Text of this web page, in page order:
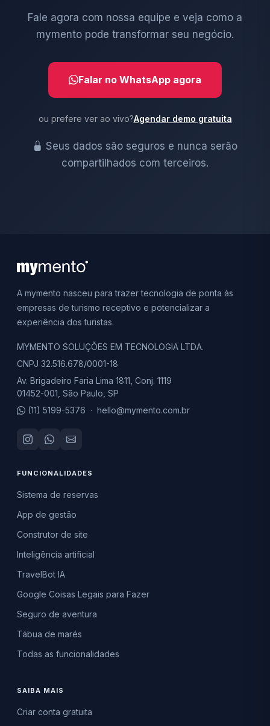
Fale agora com nossa equipe e veja como a
mymento pode transformar seu negócio.
Falar no WhatsApp agora
ou prefere ver ao vivo?Agendar demo gratuita
Seus dados são seguros e nunca serão
compartilhados com terceiros.
A mymento nasceu para trazer tecnologia de ponta às
empresas de turismo receptivo e potencializar a
experiência dos turistas.
MYMENTO SOLUÇÕES EM TECNOLOGIA LTDA.
CNPJ 32.516.678/0001-18
Av. Brigadeiro Faria Lima 1811, Conj. 1119
01452-001, São Paulo, SP
(11) 5199-5376 · hello@mymento.com.br
FUNCIONALIDADES
Sistema de reservas
App de gestão
Construtor de site
Inteligência artificial
TravelBot IA
Google Coisas Legais para Fazer
Seguro de aventura
Tábua de marés
Todas as funcionalidades
SAIBA MAIS
Criar conta gratuita